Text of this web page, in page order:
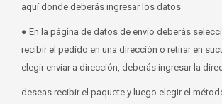
aquí donde deberás ingresar los datos
● En la página de datos de envío deberás
recibir el pedido en una dirección o retirar en
elegir enviar a dirección, deberás ingresar la
deseas recibir el paquete y luego elegir el